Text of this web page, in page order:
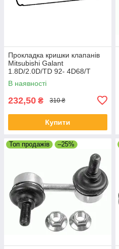
Прокладка кришки клапанів
Mitsubishi Galant
1.8D/2.0D/TD 92- 4D68/T
В наявності
232,50 ₴ 310 ₴
Купити
Топ продажів –25%